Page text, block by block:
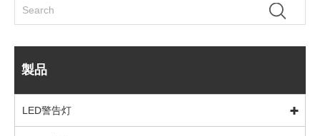
製品
LED警告灯